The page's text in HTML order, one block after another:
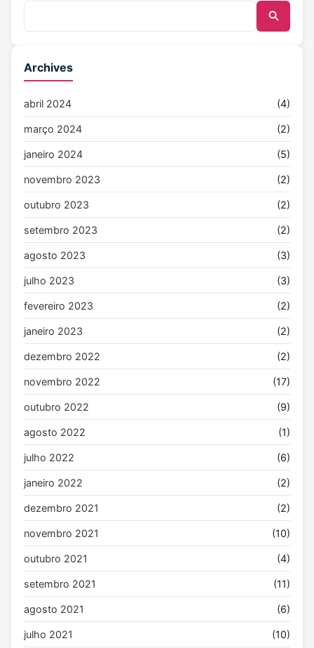
Archives
abril 2024 (4)
março 2024 (2)
janeiro 2024 (5)
novembro 2023 (2)
outubro 2023 (2)
setembro 2023 (2)
agosto 2023 (3)
julho 2023 (3)
fevereiro 2023 (2)
janeiro 2023 (2)
dezembro 2022 (2)
novembro 2022 (17)
outubro 2022 (9)
agosto 2022 (1)
julho 2022 (6)
janeiro 2022 (2)
dezembro 2021 (2)
novembro 2021 (10)
outubro 2021 (4)
setembro 2021 (11)
agosto 2021 (6)
julho 2021 (10)